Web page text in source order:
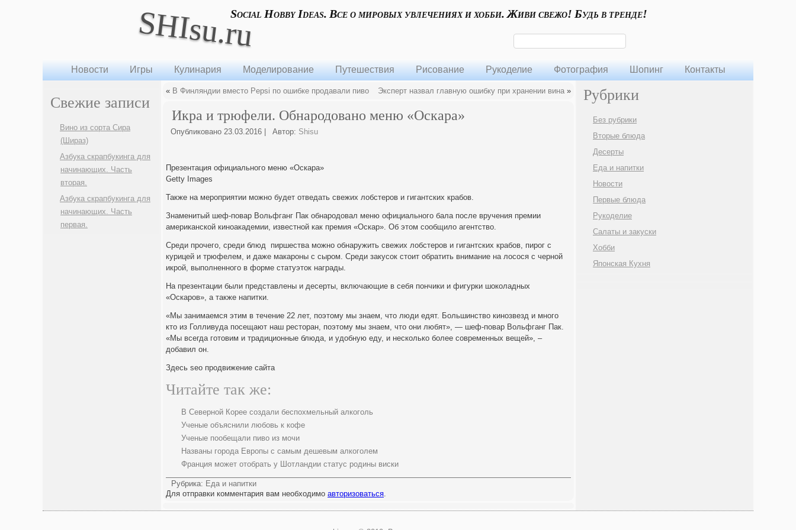
SHIsu.ruSocial Hobby Ideas. Все о мировых увлечениях и хобби. Живи свежо! Будь в тренде!
Новости Игры Кулинария Моделирование Путешествия Рисование Рукоделие Фотография Шопинг Контакты
Свежие записи
Вино из сорта Сира
(Шираз)
Азбука скрапбукинга для
начинающих. Часть
вторая.
Азбука скрапбукинга для
начинающих. Часть
первая.
« В Финляндии вместо Pepsi по ошибке продавали пиво Эксперт назвал главную ошибку при хранении вина »
Икра и трюфели. Обнародовано меню «Оскара»
Опубликовано 23.03.2016 Автор: Shisu
Презентация официального меню «Оскара»
Getty Images
Также на мероприятии можно будет отведать свежих лобстеров и гигантских крабов.
Знаменитый шеф-повар Вольфганг Пак обнародовал меню официального бала после вручения премии
американской киноакадемии, известной как премия «Оскар». Об этом сообщило агентство.
Среди прочего, среди блюд пиршества можно обнаружить свежих лобстеров и гигантских крабов, пирог с
курицей и трюфелем, и даже макароны с сыром. Среди закусок стоит обратить внимание на лосося с черной
икрой, выполненного в форме статуэток награды.
На презентации были представлены и десерты, включающие в себя пончики и фигурки шоколадных
«Оскаров», а также напитки.
«Мы занимаемся этим в течение 22 лет, поэтому мы знаем, что люди едят. Большинство кинозвезд и много
кто из Голливуда посещают наш ресторан, поэтому мы знаем, что они любят», — шеф-повар Вольфганг Пак.
«Мы всегда готовим и традиционные блюда, и удобную еду, и несколько более современных вещей», –
добавил он.
Здесь seo продвижение сайта
Читайте так же:
В Северной Корее создали беспохмельный алкоголь
Ученые объяснили любовь к кофе
Ученые пообещали пиво из мочи
Названы города Европы с самым дешевым алкоголем
Франция может отобрать у Шотландии статус родины виски
Рубрика: Еда и напитки
Для отправки комментария вам необходимо авторизоваться.
Рубрики
Без рубрики
Вторые блюда
Десерты
Еда и напитки
Новости
Первые блюда
Рукоделие
Салаты и закуски
Хобби
Японская Кухня